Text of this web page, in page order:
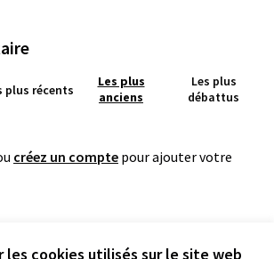
les cookies utilisés sur le site web
plus récents
Les plus
anciens
Les plus
débattus
créez un compte pour ajouter votre
: grandnancy-PROP-2022-05-2348